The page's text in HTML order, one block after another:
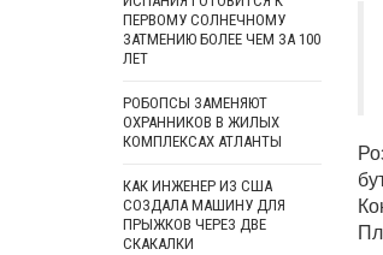
ПЕРВОМУ СОЛНЕЧНОМУ
ЗАТМЕНИЮ БОЛЕЕ ЧЕМ ЗА 100
ЛЕТ
РОБОПСЫ ЗАМЕНЯЮТ
ОХРАННИКОВ В ЖИЛЫХ
КОМПЛЕКСАХ АТЛАНТЫ
КАК ИНЖЕНЕР ИЗ США
СОЗДАЛА МАШИНУ ДЛЯ
ПРЫЖКОВ ЧЕРЕЗ ДВЕ
СКАКАЛКИ